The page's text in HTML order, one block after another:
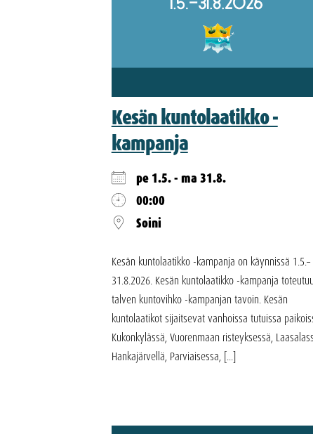
Kesän kuntolaatikko -
kampanja
pe 1.5. - ma 31.8.
00:00
Soini
Kesän kuntolaatikko -kampanja on käynnissä 1.5.–
31.8.2026. Kesän kuntolaatikko -kampanja toteutuu
talven kuntovihko -kampanjan tavoin. Kesän
kuntolaatikot sijaitsevat vanhoissa tutuissa
Kukonkylässä, Vuorenmaan risteyksessä,
Hankajärvellä, Parviaisessa, [...]